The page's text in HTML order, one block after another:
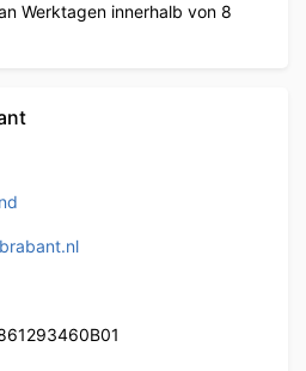
Werktagen innerhalb von 8